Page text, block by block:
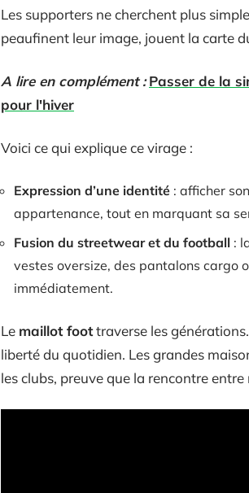
Les supporters ne cherchent plus
peaufinent leur image, jouent la carte
A lire en complément : Passer de la
pour l'hiver
Voici ce qui explique ce virage :
Expression d’une identité : afficher son
appartenance, tout en marquant sa
Fusion du streetwear et du football :
vestes oversize, des pantalons cargo
immédiatement.
Le maillot foottraverse les
liberté du quotidien. Les grandes
les clubs, preuve que la rencontre